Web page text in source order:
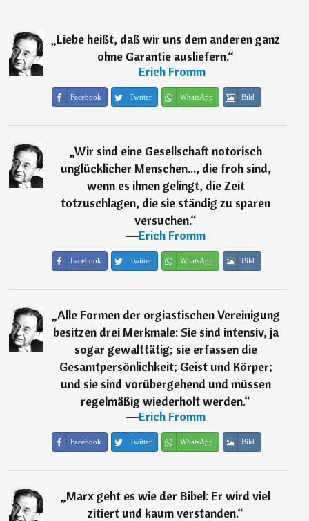
„Liebe heißt, daß wir uns dem anderen ganz
ohne Garantie ausliefern.“
―Erich Fromm
Facebook Twitter WhatsApp Bild
„Wir sind eine Gesellschaft notorisch
unglücklicher Menschen..., die froh sind,
wenn es ihnen gelingt, die Zeit
totzuschlagen, die sie ständig zu sparen
versuchen.“
―Erich Fromm
Facebook Twitter WhatsApp Bild
„Alle Formen der orgiastischen Vereinigung
besitzen drei Merkmale: Sie sind intensiv, ja
sogar gewalttätig; sie erfassen die
Gesamtpersönlichkeit; Geist und Körper;
und sie sind vorübergehend und müssen
regelmäßig wiederholt werden.“
―Erich Fromm
Facebook Twitter WhatsApp Bild
„Marx geht es wie der Bibel: Er wird viel
zitiert und kaum verstanden.“